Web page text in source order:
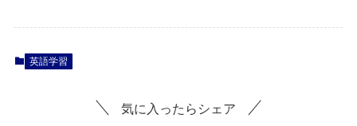
英語学習
気に入ったらシェア